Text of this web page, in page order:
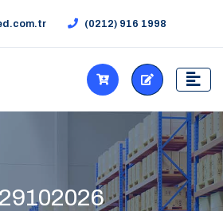
(0212) 916 1998